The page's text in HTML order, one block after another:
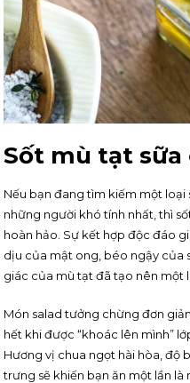
Sốt mù tạt sữa
Nếu bạn đang tìm kiếm một
những người khó tính nhất, thì
hoàn hảo. Sự kết hợp độc đáo
dịu của mật ong, béo ngậy của
giác của mù tạt đã tạo nên một
Món salad tưởng chừng đơn
hết khi được “khoác lên mình”
Hương vị chua ngọt hài hòa, độ
trưng sẽ khiến bạn ăn một lần